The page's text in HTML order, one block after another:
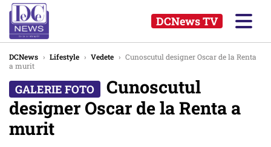
DCNews TV
DCNews › Lifestyle › Vedete › Cunoscutul designer Oscar de la Renta
a murit
Cunoscutul
designer Oscar de la Renta a
murit